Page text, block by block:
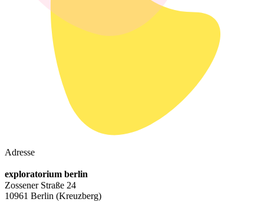
Adresse
exploratorium berlin
Zossener Straße 24
10961 Berlin (Kreuzberg)